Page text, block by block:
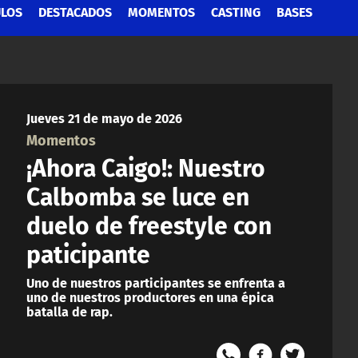
DESTACADOS MOMENTOS CASTING BASES
Jueves 21 de mayo de 2026
Momentos
¡Ahora Caigo!: Nuestro
Calbomba se luce en
duelo de freestyle con
paticipante
Uno de nuestros participantes se enfrenta a
uno de nuestros productores en una épica
batalla de rap.